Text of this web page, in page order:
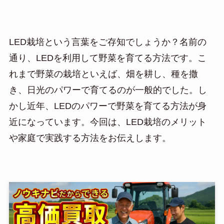
LED栽培という言葉をご存知でしょうか？名前の
通り、LEDを利用して野菜を育てる方法です。こ
れまで野菜の栽培といえば、畑を耕し、種を撒
き、日光のパワーで育てるのが一般的でした。し
かし近年、LEDのパワーで野菜を育てる方法が身
近になっています。今回は、LED栽培のメリット
や家庭で実践する方法をお伝えします。